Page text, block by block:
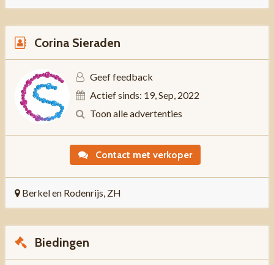
Corina Sieraden
Geef feedback
Actief sinds: 19, Sep, 2022
Toon alle advertenties
Contact met verkoper
Berkel en Rodenrijs, ZH
Biedingen